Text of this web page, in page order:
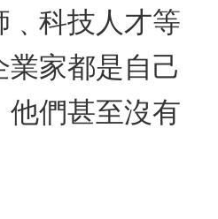
科技人才等
家都是自己
們甚至沒有